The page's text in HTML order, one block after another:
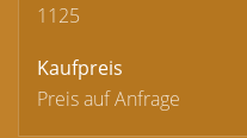
1125
Kaufpreis
Preis auf Anfrage